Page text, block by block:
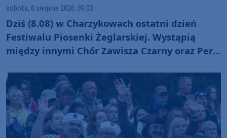
sobota, 8 sierpnia 2026, 09:03
Dziś (8.08) w Charzykowach ostatni dzień
Festiwalu Piosenki Żeglarskiej. Wystąpią
między innymi Chór Zawisza Czarny oraz Perły